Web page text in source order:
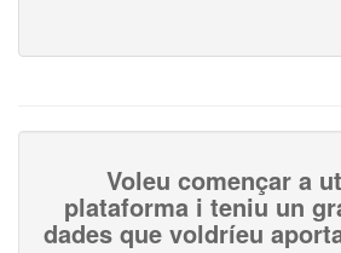
Voleu començar a
plataforma i teniu un
dades que voldríeu